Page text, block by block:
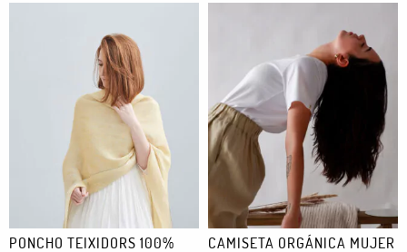
PONCHO TEIXIDORS 100%
CAMISETA ORGÁNICA MUJER